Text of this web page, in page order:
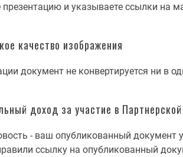
презентацию и указываете ссылки на
качество изображения
документ не конвертируется ни в
доход за участие в
- ваш опубликованный документ
ссылку на опубликованный